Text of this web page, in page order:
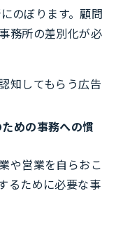
のぼります。顧問
務所の差別化が必
知してもらう広告
めの事務への慣
や営業を自らおこ
るために必要な事